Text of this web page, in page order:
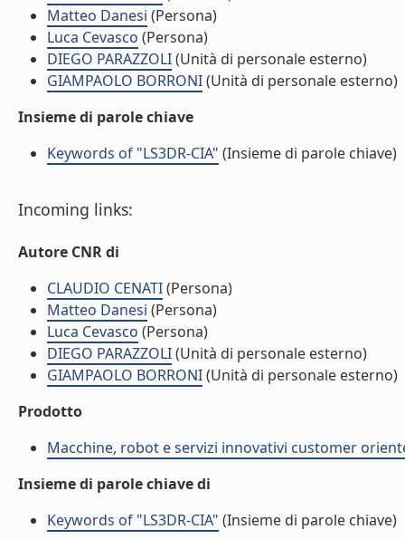
Matteo Danesi (Persona)
Luca Cevasco (Persona)
DIEGO PARAZZOLI(Unità di personale esterno)
GIAMPAOLO BORRONI(Unità di personale esterno)
Insieme di parole chiave
Keywords of "LS3DR-CIA" (Insieme di parole chiave)
Incoming links:
Autore CNR di
CLAUDIO CENATI(Persona)
Matteo Danesi (Persona)
Luca Cevasco (Persona)
DIEGO PARAZZOLI(Unità di personale esterno)
GIAMPAOLO BORRONI(Unità di personale esterno)
Prodotto
Macchine, robot e servizi innovativi customer
Insieme di parole chiave di
Keywords of "LS3DR-CIA" (Insieme di parole chiave)